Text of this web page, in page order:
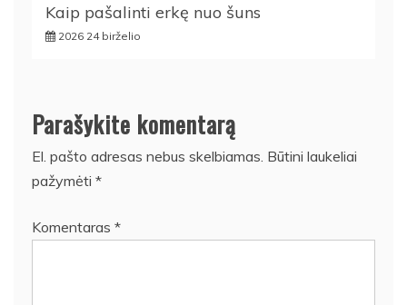
Kaip pašalinti erkę nuo šuns
2026 24 birželio
Parašykite komentarą
El. pašto adresas nebus skelbiamas. Būtini laukeliai
pažymėti *
Komentaras *